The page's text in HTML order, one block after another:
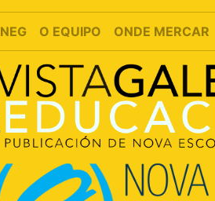
NEG O EQUIPO ONDE MERCAR